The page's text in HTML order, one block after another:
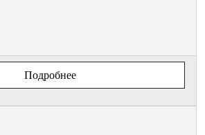
Подробнее